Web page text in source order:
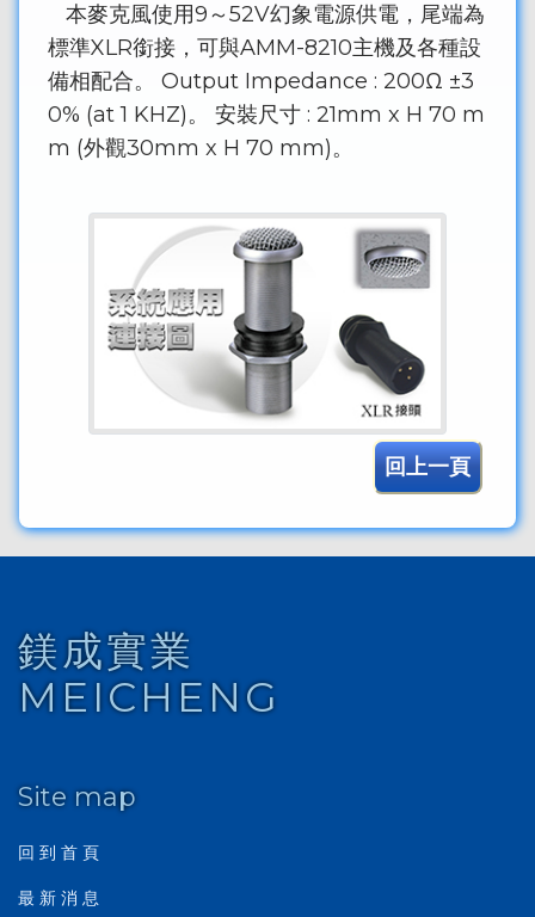
本麥克風使用9～52V幻象電源供電，尾端為
標準XLR銜接，可與AMM-8210主機及各種設
備相配合。 Output Impedance : 200Ω ±3
0% (at 1 KHZ)。 安裝尺寸 : 21mm x H 70 m
m (外觀30mm x H 70 mm)。
回上一頁
鎂成實業
MEICHENG
Site map
回 到 首 頁
最 新 消 息